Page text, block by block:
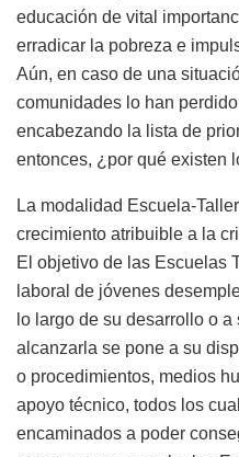
educación de vital
erradicar la pobreza e
Aún, en caso de una
comunidades lo han
encabezando la lista de
entonces, ¿por qué existen
La modalidad Escuela-
crecimiento atribuible a la
El objetivo de las Escuelas
laboral de jóvenes
lo largo de su desarrollo o
alcanzarla se pone a su
o procedimientos, medios
apoyo técnico, todos los
encaminados a poder